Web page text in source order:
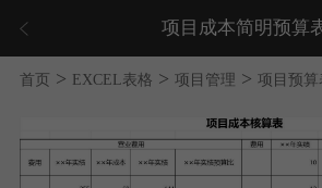
项目成本简明预算
首页 > EXCEL表格 > 项目管理 > 项目预算